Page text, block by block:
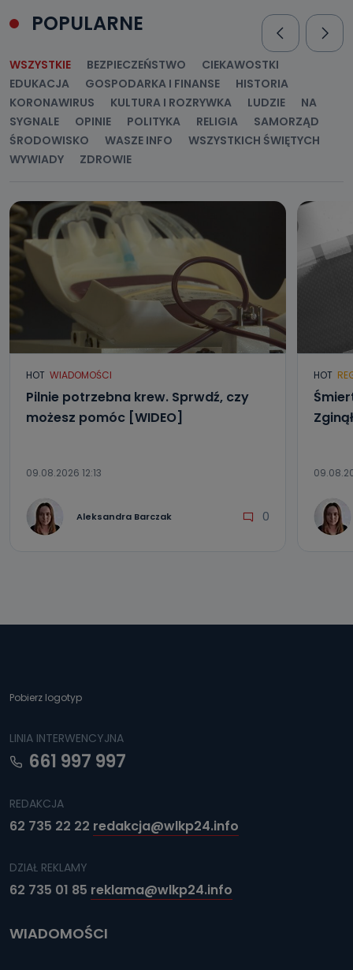
POPULARNE
WSZYSTKIE BEZPIECZEŃSTWO
CIEKAWOSTKI
EDUKACJA
GOSPODARKA I FINANSE
HISTORIA
KORONAWIRUS
KULTURA I ROZRYWKA LUDZIE
NA
SYGNALE
OPINIE POLITYKA RELIGIA
SAMORZĄD
ŚRODOWISKO
WASZE INFO
WSZYSTKICH ŚWIĘTYCH
WYWIADY
ZDROWIE
HOT WIADOMOŚCI
Pilnie potrzebna krew. Sprwdź, czy
możesz pomóc [WIDEO]
09.08.2026 12:13
Aleksandra Barczak 0
HOT
Pobierz logotyp
LINIA INTERWENCYJNA
661 997 997
REDAKCJA
62 735 22 22 redakcja@wlkp24.info
DZIAŁ REKLAMY
62 735 01 85 reklama@wlkp24.info
WIADOMOŚCI